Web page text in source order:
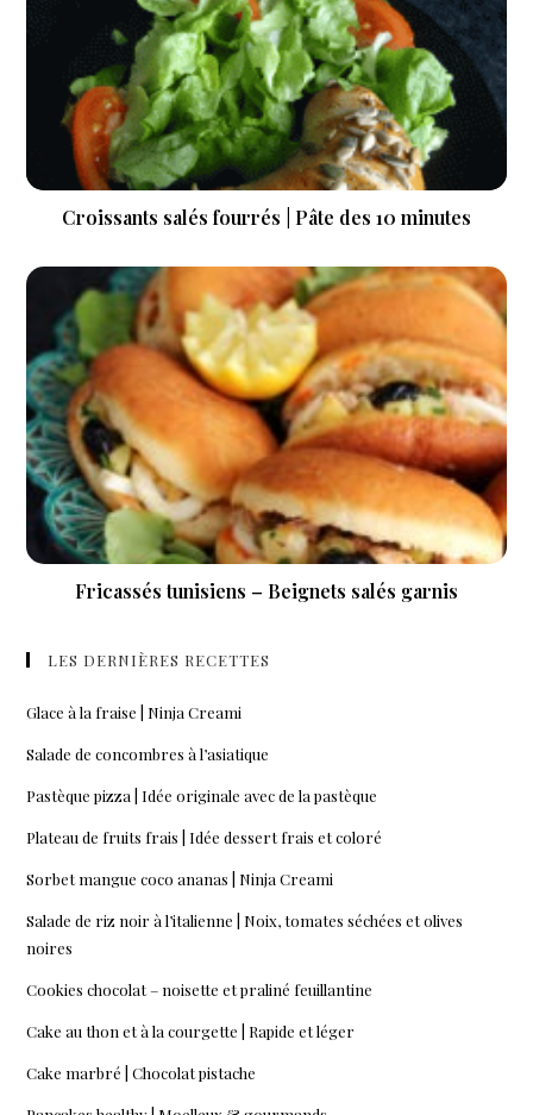
Croissants salés fourrés | Pâte des 10 minutes
Fricassés tunisiens – Beignets salés garnis
LES DERNIÈRES RECETTES
Glace à la fraise | Ninja Creami
Salade de concombres à l’asiatique
Pastèque pizza | Idée originale avec de la pastèque
Plateau de fruits frais | Idée dessert frais et coloré
Sorbet mangue coco ananas | Ninja Creami
Salade de riz noir à l’italienne | Noix, tomates séchées et olives
noires
Cookies chocolat – noisette et praliné feuillantine
Cake au thon et à la courgette | Rapide et léger
Cake marbré | Chocolat pistache